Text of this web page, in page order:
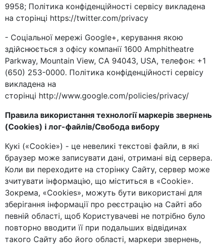
9958; Політика конфіденційності сервісу викладена
на сторінці https://twitter.com/privacy
- Соціальної мережі Google+, керування якою
здійснюється з офісу компанії 1600 Amphitheatre
Parkway, Mountain View, CA 94043, USA, телефон: +1
(650) 253-0000. Політика конфіденційності сервісу
викладена на
сторінці http://www.google.com/policies/privacy/
Правила використання технології маркерів звернень
(Cookies) і лог-файлів/Свобода вибору
Кукі («Сookie») - це невеликі текстові файли, в які
браузер може записувати дані, отримані від сервера.
Коли ви переходите на сторінку Сайту, сервер може
зчитувати інформацію, що міститься в «Сookie».
Зокрема, «Cookies», можуть бути використані для
зберігання інформації про реєстрацію на Сайті або
певній області, щоб Користувачеві не потрібно було
повторно вводити її при подальших відвідинах
такого Сайту або його області, маркери звернень,